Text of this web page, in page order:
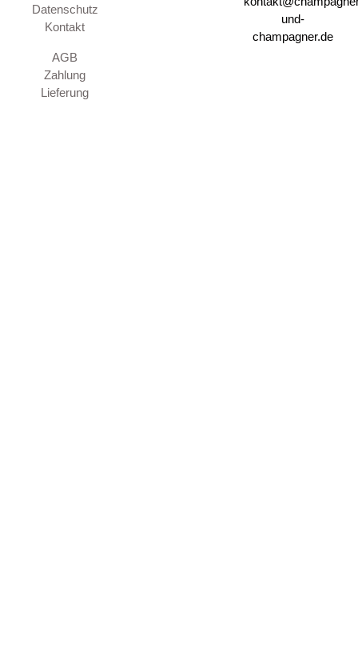
Datenschutz
Kontakt
AGB
Zahlung
Lieferung
und-
champagner.de